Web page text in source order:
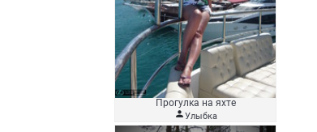
Прогулка на яхте
Улыбка